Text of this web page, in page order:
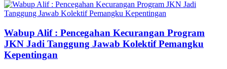
Wabup Alif : Pencegahan Kecurangan Program
JKN Jadi Tanggung Jawab Kolektif Pemangku
Kepentingan